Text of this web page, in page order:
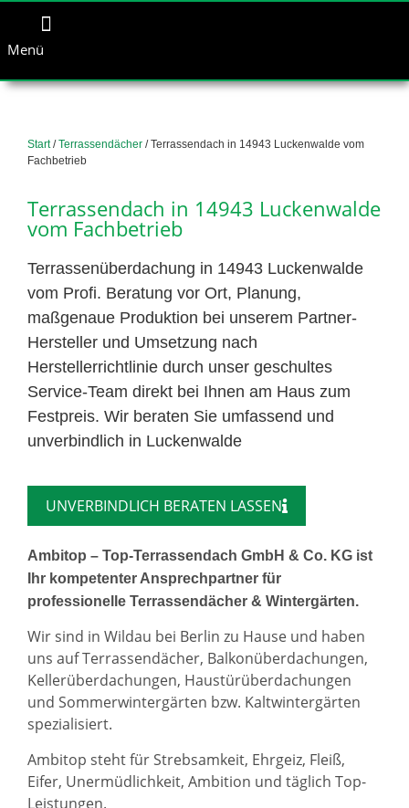
Menü
Start/Terrassendächer / Terrassendach in 14943 Luckenwalde vom
Fachbetrieb
Terrassendach in 14943 Luckenwalde
vom Fachbetrieb
Terrassenüberdachung in 14943 Luckenwalde
vom Profi. Beratung vor Ort, Planung,
maßgenaue Produktion bei unserem Partner-
Hersteller und Umsetzung nach
Herstellerrichtlinie durch unser geschultes
Service-Team direkt bei Ihnen am Haus zum
Festpreis. Wir beraten Sie umfassend und
unverbindlich in Luckenwalde
UNVERBINDLICH BERATEN LASSEN
Ambitop – Top-Terrassendach GmbH & Co. KG ist
Ihr kompetenter Ansprechpartner für
professionelle Terrassendächer & Wintergärten.
Wir sind in Wildau bei Berlin zu Hause und haben
uns auf Terrassendächer, Balkonüberdachungen,
Kellerüberdachungen, Haustürüberdachungen
und Sommerwintergärten bzw. Kaltwintergärten
spezialisiert.
Ambitop steht für Strebsamkeit, Ehrgeiz, Fleiß,
Eifer, Unermüdlichkeit, Ambition und täglich Top-
Leistungen.